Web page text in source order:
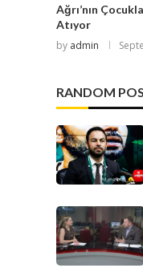
Ağrı’nın
Atıyor
by admin
RANDOM